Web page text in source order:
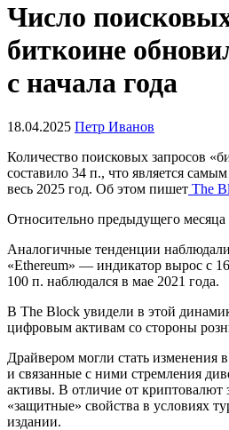
Число
биткоине
с начала года
18.04.2025 Петр Иванов
Количество поисковых запросов
составило 34 п., что является
весь 2025 год. Об этом пишет The
Относительно предыдущего
Аналогичные тенденции
«Ethereum» — индикатор вырос с
100 п. наблюдался в мае 2021 года.
В The Block увидели в этой
цифровым активам со стороны
Драйвером могли стать
и связанные с ними стремления
активы. В отличие от криптовалют
«защитные» свойства в условиях
издании.